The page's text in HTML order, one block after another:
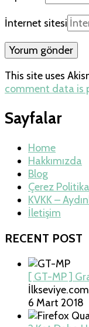
İnternet sitesi
This site uses
comment data is
Sayfalar
Home
Hakkımızda
Blog
Çerez
KVKK –
İletişim
RECENT POST
[ GT-MP ]
6 Mart 2018